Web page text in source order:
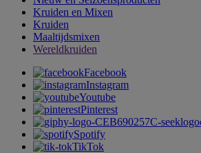
Kruiden en Mixen
Kruiden
Maaltijdsmixen
Wereldkruiden
Facebook
Instagram
Youtube
Pinterest
Spotify
TikTok